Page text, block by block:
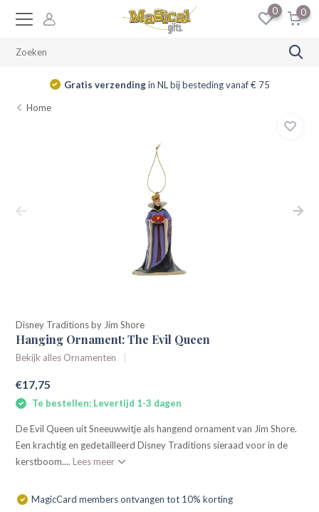
0 0
Gratis verzendingin NL bij besteding vanaf € 75
Home
Disney Traditions by Jim Shore
Hanging Ornament: The Evil Queen
Bekijk alles Ornamenten
€17,75
Te bestellen: Levertijd 1-3 dagen
De Evil Queen uit Sneeuwwitje als hangend ornament van Jim Shore.
Een krachtig en gedetailleerd Disney Traditions sieraad voor in de
kerstboom.... Lees meer
MagicCard members ontvangen tot 10% korting